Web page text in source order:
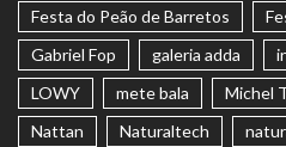
Festa do Peão de Barretos
Gabriel Fop
galeria adda
LOWY
mete bala Michel
Nattan
Naturaltech